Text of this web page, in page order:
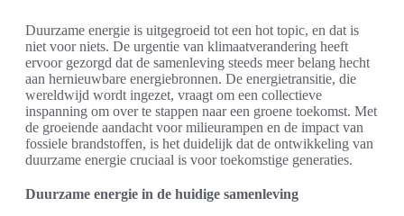
Duurzame energie is uitgegroeid tot een hot topic, en dat is
niet voor niets. De urgentie van klimaatverandering heeft
ervoor gezorgd dat de samenleving steeds meer belang hecht
aan hernieuwbare energiebronnen. De energietransitie, die
wereldwijd wordt ingezet, vraagt om een collectieve
inspanning om over te stappen naar een groene toekomst. Met
de groeiende aandacht voor milieurampen en de impact van
fossiele brandstoffen, is het duidelijk dat de ontwikkeling van
duurzame energie cruciaal is voor toekomstige generaties.
Duurzame energie in de huidige samenleving